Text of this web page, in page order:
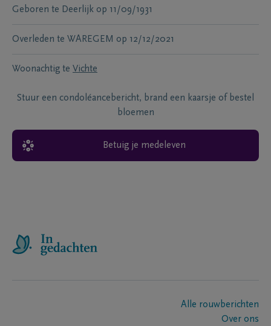
Geboren te Deerlijk op 11/09/1931
Overleden te WAREGEM op 12/12/2021
Woonachtig te Vichte
Stuur een condoléancebericht, brand een kaarsje of bestel
bloemen
Betuig je medeleven
Alle rouwberichten
Over ons